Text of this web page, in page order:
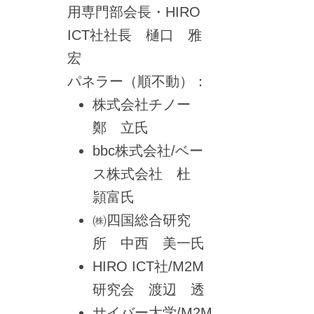
用専門部会長・HIRO
ICT社社長 樋口 雅
宏
パネラー（順不動）：
株式会社チノー
鄭 立氏
bbc株式会社/ベー
ス株式会社 杜
頴富氏
㈱四国総合研究
所 中西 美一氏
HIRO ICT社/M2M
研究会 渡辺 透